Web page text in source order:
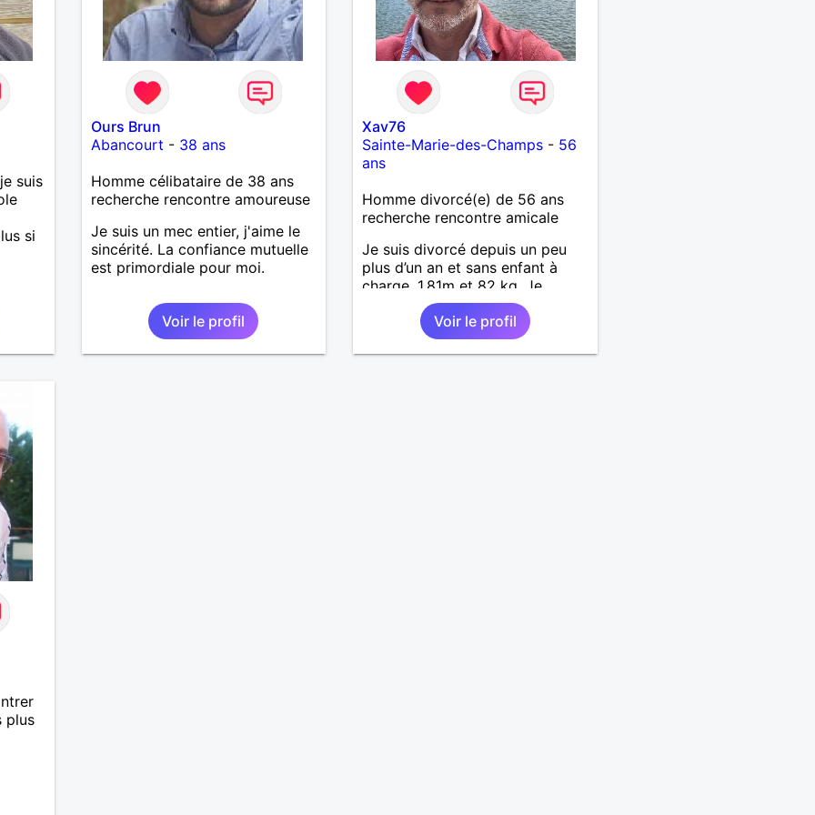
ne
ne
suis
si
Ours Brun
Abancourt - 38 ans
Homme célibataire de 38 ans
recherche rencontre amoureuse
Je suis un mec entier, j'aime le
sincérité. La confiance mutuelle
est primordiale pour moi.
Voir le profil
Xav76
Sainte-Marie-des-Champs - 56
ans
Homme divorcé(e) de 56 ans
recherche rencontre amicale
Je suis divorcé depuis un peu
plus d’un an et sans enfant à
charge. 1,81m et 82 kg. Je
reviens en Normandie après 25
années. Je recherche une
relation suivie sans pression et
dans la simplicité. Mes loisirs
Voir le profil
plus